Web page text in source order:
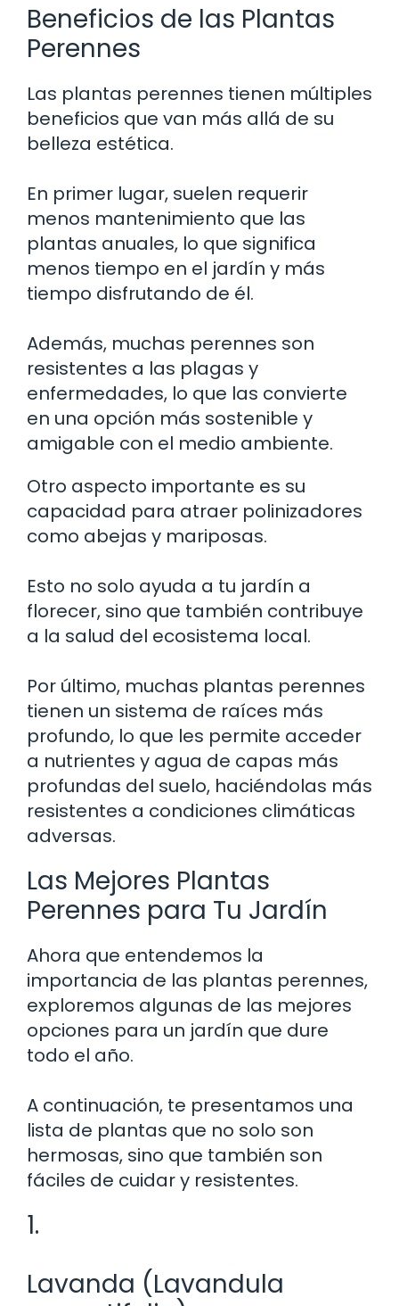
Beneficios de las Plantas
Perennes
Las plantas perennes tienen múltiples
beneficios que van más allá de su
belleza estética.
En primer lugar, suelen requerir
menos mantenimiento que las
plantas anuales, lo que significa
menos tiempo en el jardín y más
tiempo disfrutando de él.
Además, muchas perennes son
resistentes a las plagas y
enfermedades, lo que las convierte
en una opción más sostenible y
amigable con el medio ambiente.
Otro aspecto importante es su
capacidad para atraer polinizadores
como abejas y mariposas.
Esto no solo ayuda a tu jardín a
florecer, sino que también contribuye
a la salud del ecosistema local.
Por último, muchas plantas perennes
tienen un sistema de raíces más
profundo, lo que les permite acceder
a nutrientes y agua de capas más
profundas del suelo, haciéndolas más
resistentes a condiciones climáticas
adversas.
Las Mejores Plantas
Perennes para Tu Jardín
Ahora que entendemos la
importancia de las plantas perennes,
exploremos algunas de las mejores
opciones para un jardín que dure
todo el año.
A continuación, te presentamos una
lista de plantas que no solo son
hermosas, sino que también son
fáciles de cuidar y resistentes.
1.
Lavanda (Lavandula